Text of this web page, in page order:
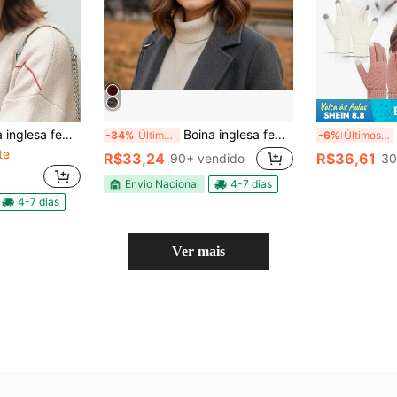
feminina de feltro forrada
4-7 dias
-34% Últimos 3 dias Boina inglesa feminina de lã acrílica xadrez forrada
R$33,24 90+ vendido
Envio Nacional 4-7 dias
-6% Últimos 3 dias
R$36,61
Ver mais